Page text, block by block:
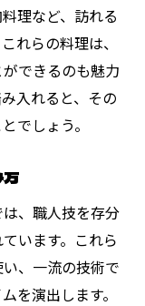
理など、訪れる
れらの料理は、
できるのも魅力
入れると、その
でしょう。
、職人技を存分
います。これら
、一流の技術で
を演出します。